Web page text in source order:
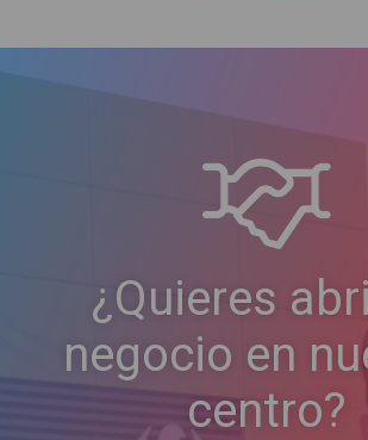
¿Quieres
negocio en
centro?